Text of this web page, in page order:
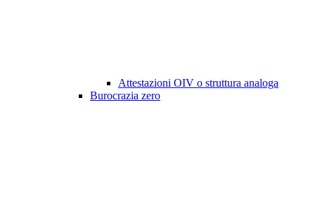
Attestazioni OIV o struttura analoga
Burocrazia zero